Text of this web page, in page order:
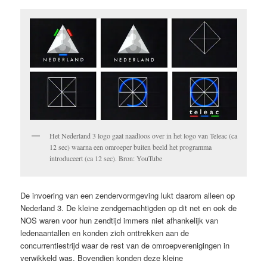
Het Nederland 3 logo gaat naadloos over in het logo van Teleac (ca
12 sec) waarna een omroeper buiten beeld het programma
introduceert (ca 12 sec). Bron: YouTube
De invoering van een zendervormgeving lukt daarom alleen op
Nederland 3. De kleine zendgemachtigden op dit net en ook de
NOS waren voor hun zendtijd immers niet afhankelijk van
ledenaantallen en konden zich onttrekken aan de
concurrentiestrijd waar de rest van de omroepverenigingen in
verwikkeld was. Bovendien konden deze kleine